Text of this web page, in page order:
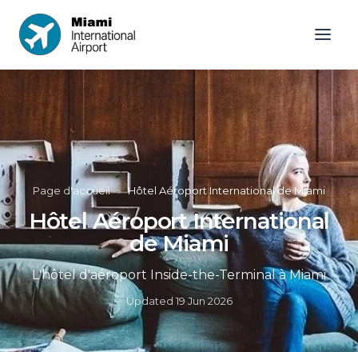
Page d'accueil » Hôtel Aéroport International de Miami
Hôtel Aéroport International
de Miami
L'hôtel d'aéroport Inside-the-Terminal à Miami
Updated19 Jun 2026